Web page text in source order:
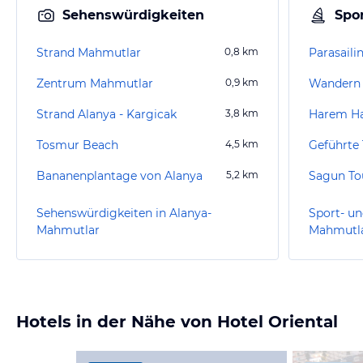
Sehenswürdigkeiten
Strand Mahmutlar 0,8 km
Zentrum Mahmutlar 0,9 km
Strand Alanya - Kargicak 3,8 km
Tosmur Beach 4,5 km
Bananenplantage von Alanya 5,2 km
Sehenswürdigkeiten in Alanya-
Mahmutlar
Harem
Geführte
Sagun
Sport-
Hotels in der Nähe von Hotel Oriental